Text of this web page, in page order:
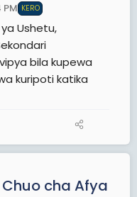
PM KERO
Ushetu,
bila kupewa
kuripoti katika
Chuo cha Afya